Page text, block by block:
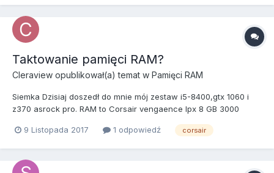
Taktowanie pamięci RAM?
Cleraview opublikował(a) temat w Pamięci RAM
Siemka Dzisiaj doszedł do mnie mój zestaw i5-8400,gtx 1060 i
z370 asrock pro. RAM to Corsair vengaence lpx 8 GB 3000
podbić?
9 Listopada 2017 1 odpowiedź corsair